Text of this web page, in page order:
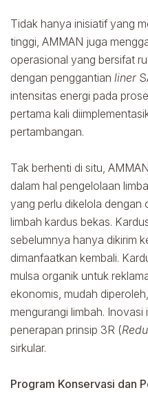
Tidak hanya inisiatif yang
tinggi, AMMAN juga
operasional yang bersifat
dengan penggantian liner
intensitas energi pada
pertama kali
pertambangan.
Tak berhenti di situ,
dalam hal pengelolaan
yang perlu dikelola dengan
limbah kardus bekas.
sebelumnya hanya dikirim
dimanfaatkan kembali.
mulsa organik untuk
ekonomis, mudah
mengurangi limbah.
penerapan prinsip 3R (
sirkular.
Program Konservasi dan